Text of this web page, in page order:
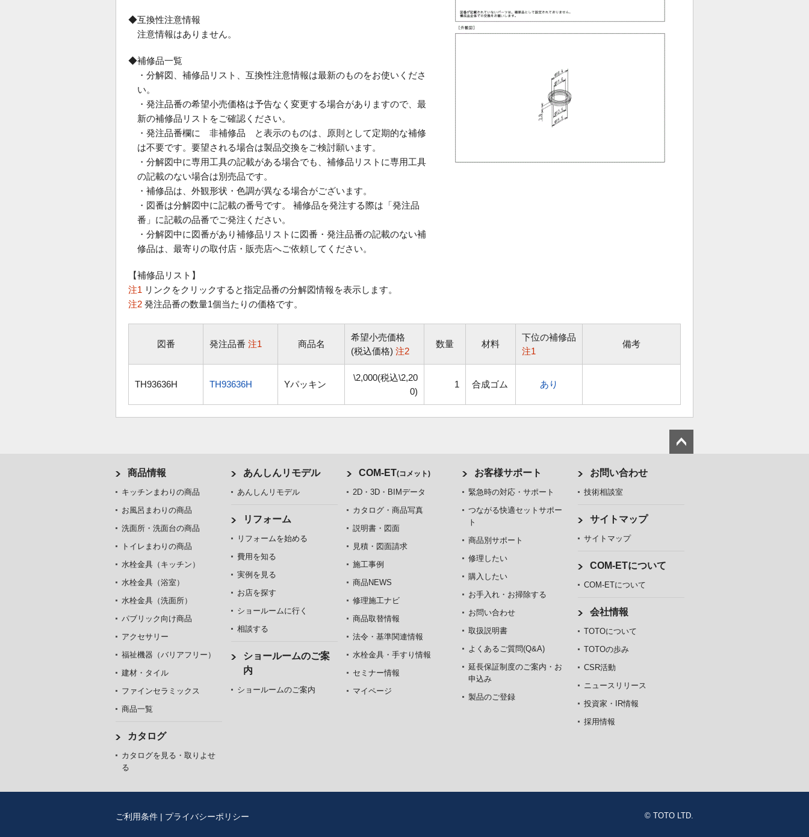
◆互換性注意情報
注意情報はありません。
◆補修品一覧
・分解図、補修品リスト、互換性注意情報は最新のものをお使いくださ
い。
・発注品番の希望小売価格は予告なく変更する場合がありますので、最
新の補修品リストをご確認ください。
・発注品番欄に 非補修品 と表示のものは、原則として定期的な補修
は不要です。要望される場合は製品交換をご検討願います。
・分解図中に専用工具の記載がある場合でも、補修品リストに専用工具
の記載のない場合は別売品です。
・補修品は、外観形状・色調が異なる場合がございます。
・図番は分解図中に記載の番号です。 補修品を発注する際は「発注品
番」に記載の品番でご発注ください。
・分解図中に図番があり補修品リストに図番・発注品番の記載のない補
修品は、最寄りの取付店・販売店へご依頼してください。
【補修品リスト】
注1 リンクをクリックすると指定品番の分解図情報を表示します。
注2 発注品番の数量1個当たりの価格です。
図番 発注品番 注1 商品名
希望小売価格
(税込価格) 注2
数量 材料
下位の補修品
注1
備考
TH93636H TH93636H Yパッキン
\2,000(税込\2,20
0)
1 合成ゴム あり
商品情報
キッチンまわりの商品
お風呂まわりの商品
洗面所・洗面台の商品
トイレまわりの商品
水栓金具（キッチン）
水栓金具（浴室）
水栓金具（洗面所）
パブリック向け商品
アクセサリー
福祉機器（バリアフリー）
建材・タイル
ファインセラミックス
商品一覧
カタログ
カタログを見る・取りよせ
る
あんしんリモデル
あんしんリモデル
リフォーム
リフォームを始める
費用を知る
実例を見る
お店を探す
ショールームに行く
相談する
ショールームのご案
内
ショールームのご案内
COM-ET(コメット)
2D・3D・BIMデータ
カタログ・商品写真
説明書・図面
見積・図面請求
施工事例
商品NEWS
修理施工ナビ
商品取替情報
法令・基準関連情報
水栓金具・手すり情報
セミナー情報
マイページ
お客様サポート
緊急時の対応・サポート
つながる快適セットサポー
ト
商品別サポート
修理したい
購入したい
お手入れ・お掃除する
お問い合わせ
取扱説明書
よくあるご質問(Q&A)
延長保証制度のご案内・お
申込み
製品のご登録
お問い合わせ
技術相談室
サイトマップ
サイトマップ
COM-ETについて
COM-ETについて
会社情報
TOTOについて
TOTOの歩み
CSR活動
ニュースリリース
投資家・IR情報
採用情報
ご利用条件 | プライバシーポリシー © TOTO LTD.